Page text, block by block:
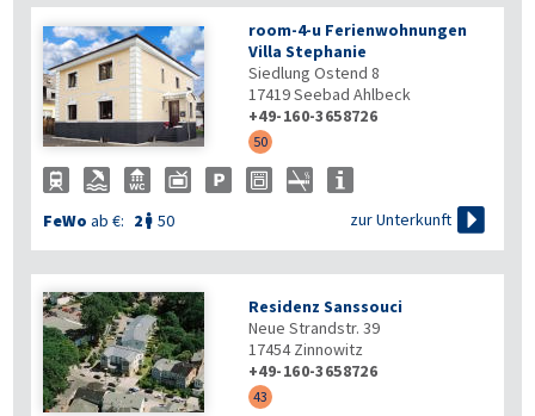
room-4-u Ferienwohnungen
Villa Stephanie
Siedlung Ostend 8
17419Seebad Ahlbeck
+49-160-3658726
50
FeWo ab €: 2  50 zur Unterkunft 
Residenz Sanssouci
Neue Strandstr. 39
17454 Zinnowitz
+49-160-3658726
43